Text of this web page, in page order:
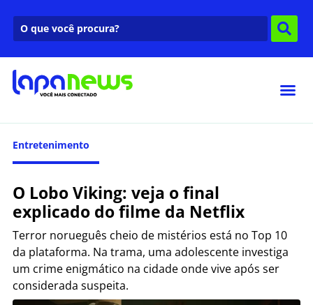
Entretenimento
O Lobo Viking: veja o final
explicado do filme da Netflix
Terror norueguês cheio de mistérios está no Top 10
da plataforma. Na trama, uma adolescente investiga
um crime enigmático na cidade onde vive após ser
considerada suspeita.